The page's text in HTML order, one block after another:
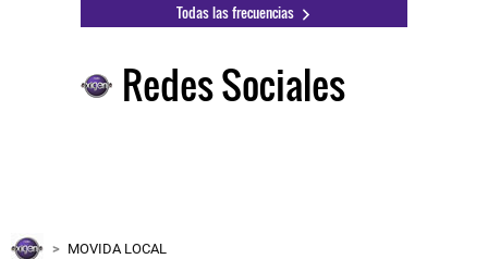
Todas las frecuencias
Redes Sociales
MOVIDA LOCAL